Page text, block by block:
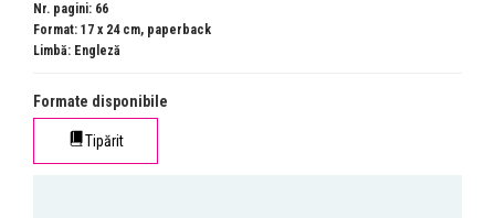
Nr. pagini: 66
Format: 17 x 24 cm, paperback
Limbă: Engleză
Formate disponibile
Tipărit